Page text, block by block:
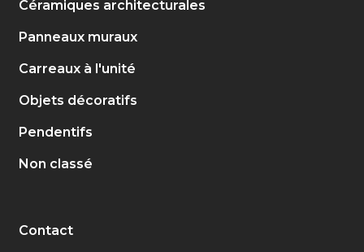
Céramiques architecturales
Panneaux muraux
Carreaux à l'unité
Objets décoratifs
Pendentifs
Non classé
Contact